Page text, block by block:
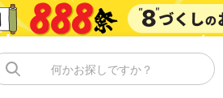
何かお探しですか？